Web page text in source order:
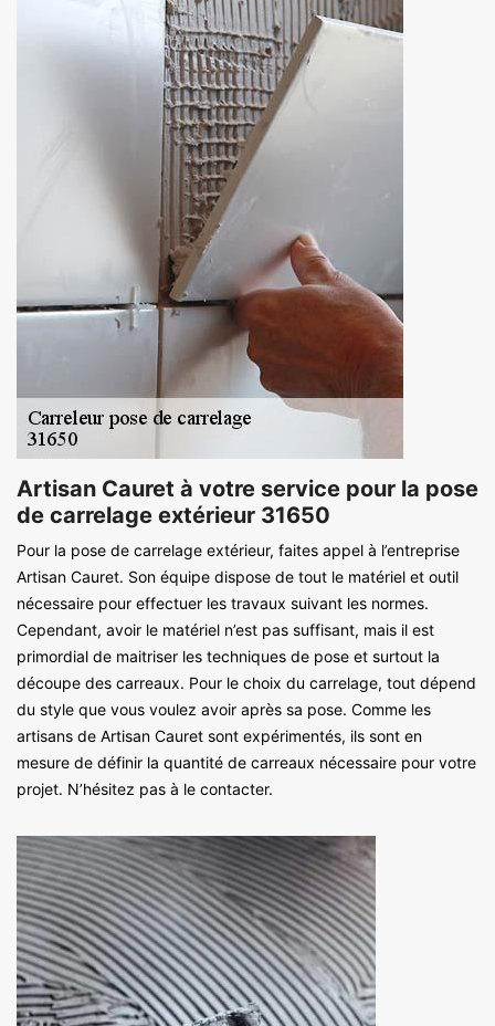
Artisan Cauret à votre service pour la pose
de carrelage extérieur 31650
Pour la pose de carrelage extérieur, faites appel à l’entreprise
Artisan Cauret. Son équipe dispose de tout le matériel et outil
nécessaire pour effectuer les travaux suivant les normes.
Cependant, avoir le matériel n’est pas suffisant, mais il est
primordial de maitriser les techniques de pose et surtout la
découpe des carreaux. Pour le choix du carrelage, tout dépend
du style que vous voulez avoir après sa pose. Comme les
artisans de Artisan Cauret sont expérimentés, ils sont en
mesure de définir la quantité de carreaux nécessaire pour votre
projet. N’hésitez pas à le contacter.